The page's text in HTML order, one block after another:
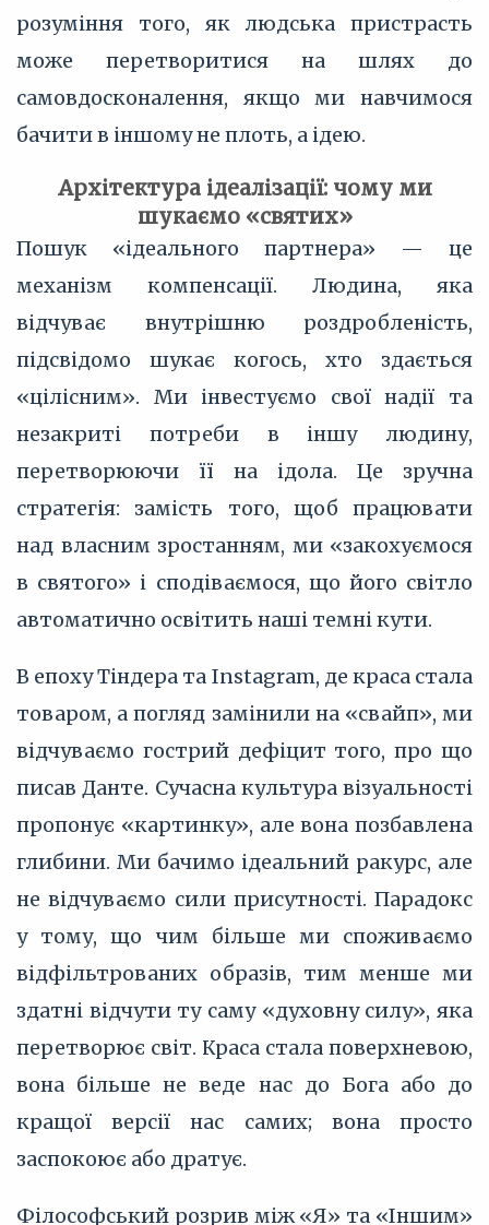
розуміння того, як людська пристрасть
може перетворитися на шлях до
самовдосконалення, якщо ми навчимося
бачити в іншому не плоть, а ідею.
Архітектура ідеалізації: чому ми
шукаємо «святих»
Пошук «ідеального партнера» — це
механізм компенсації. Людина, яка
відчуває внутрішню роздробленість,
підсвідомо шукає когось, хто здається
«цілісним». Ми інвестуємо свої надії та
незакриті потреби в іншу людину,
перетворюючи її на ідола. Це зручна
стратегія: замість того, щоб працювати
над власним зростанням, ми «закохуємося
в святого» і сподіваємося, що його світло
автоматично освітить наші темні кути.
В епоху Тіндера та Instagram, де краса стала
товаром, а погляд замінили на «свайп», ми
відчуваємо гострий дефіцит того, про що
писав Данте. Сучасна культура візуальності
пропонує «картинку», але вона позбавлена
глибини. Ми бачимо ідеальний ракурс, але
не відчуваємо сили присутності. Парадокс
у тому, що чим більше ми споживаємо
відфільтрованих образів, тим менше ми
здатні відчути ту саму «духовну силу», яка
перетворює світ. Краса стала поверхневою,
вона більше не веде нас до Бога або до
кращої версії нас самих; вона просто
заспокоює або дратує.
Філософський розрив між «Я» та «Іншим»